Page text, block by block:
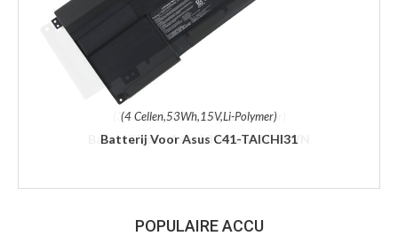
(4 Cellen,53Wh,15V,Li-Polymer)
Batterij Voor Asus C41-TAICHI31
POPULAIRE ACCU